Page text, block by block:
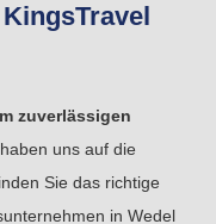
KingsTravel
zuverlässigen
uns auf die
Sie das richtige
in Wedel